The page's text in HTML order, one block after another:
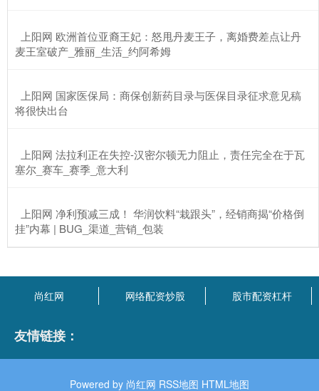
​上阳网 欧洲首位亚裔王妃：怒甩丹麦王子，离婚费差点让丹
麦王室破产_雅丽_生活_约阿希姆
​上阳网 国家医保局：商保创新药目录与医保目录征求意见稿
将很快出台
​上阳网 法拉利正在失控-汉密尔顿无力阻止，责任完全在于瓦
塞尔_赛车_赛季_意大利
​上阳网 净利预减三成！ 华润饮料“栽跟头”，经销商揭“价格倒
挂”内幕 | BUG_渠道_营销_包装
尚红网 网络配资炒股 股市配资杠杆
友情链接：
Powered by 尚红网 RSS地图 HTML地图